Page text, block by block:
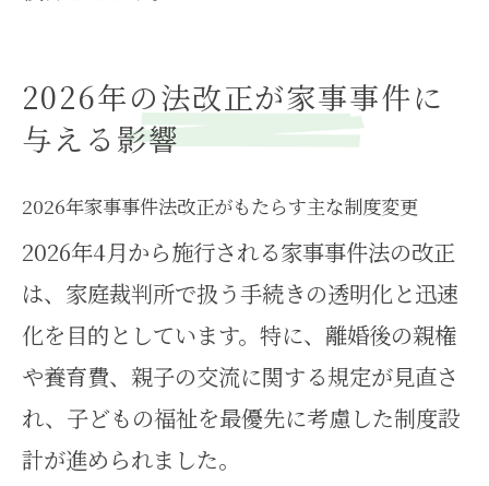
2026年の法改正が家事事件に
与える影響
2026年家事事件法改正がもたらす主な制度変更
2026年4月から施行される家事事件法の改正
は、家庭裁判所で扱う手続きの透明化と迅速
化を目的としています。特に、離婚後の親権
や養育費、親子の交流に関する規定が見直さ
れ、子どもの福祉を最優先に考慮した制度設
計が進められました。